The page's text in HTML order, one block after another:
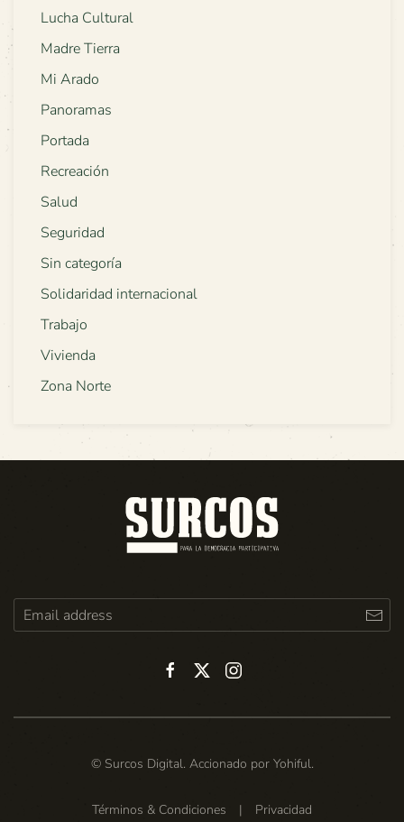
Lucha Cultural
Madre Tierra
Mi Arado
Panoramas
Portada
Recreación
Salud
Seguridad
Sin categoría
Solidaridad internacional
Trabajo
Vivienda
Zona Norte
© Surcos Digital. Accionado por Yohiful.
Términos & Condiciones | Privacidad